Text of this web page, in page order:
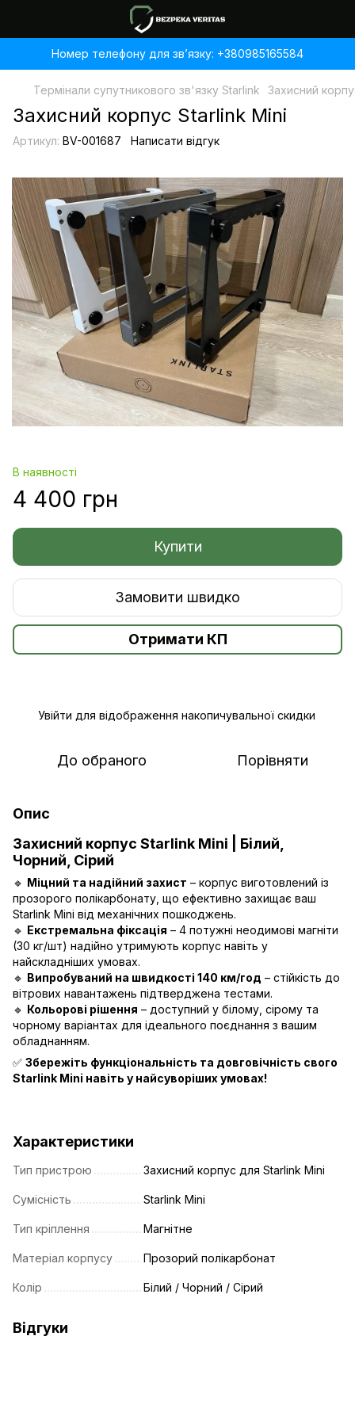
Номер телефону для звʼязку: +380985165584
Термінали супутникового зв'язку Starlink Захисний
Захисний корпус Starlink Mini
Артикул: BV-001687 Написати відгук
В наявності
4 400 грн
Купити
Замовити швидко
Отримати КП
Увійти для відображення накопичувальної скидки
До обраного Порівняти
Опис
Захисний корпус Starlink Mini | Білий,
Чорний, Сірий
🔹 Міцний та надійний захист – корпус виготовлений із
прозорого полікарбонату, що ефективно захищає ваш
Starlink Mini від механічних пошкоджень.
🔹 Екстремальна фіксація – 4 потужні неодимові магніти
(30 кг/шт) надійно утримують корпус навіть у
найскладніших умовах.
🔹 Випробуваний на швидкості 140 км/год – стійкість до
вітрових навантажень підтверджена тестами.
🔹 Кольорові рішення – доступний у білому, сірому та
чорному варіантах для ідеального поєднання з вашим
обладнанням.
✅ Збережіть функціональність та довговічність свого
Starlink Mini навіть у найсуворіших умовах!
Характеристики
Тип пристрою Захисний корпус для Starlink Mini
Сумісність Starlink Mini
Тип кріплення Магнітне
Матеріал корпусу Прозорий полікарбонат
Коліp Білий / Чорний / Сірий
Відгуки